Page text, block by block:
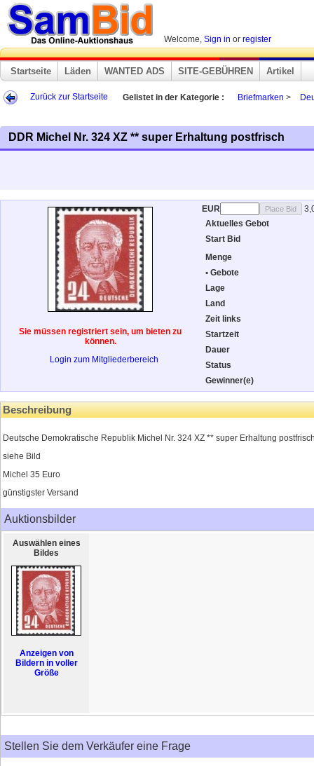
Welcome, Sign in or register
Startseite Läden WANTED ADS SITE-GEBÜHREN Artikel
Zurück zur Startseite Gelistet in der Kategorie : Briefmarken >
DDR Michel Nr. 324 XZ ** super Erhaltung postfrisch
Sie müssen registriert sein, um bieten zu
können.
Login zum Mitgliederbereich
EUR
Aktuelles Gebot
Start Bid
Menge
• Gebote
Lage
Land
Zeit links
Startzeit
Dauer
Status
Gewinner(e)
Beschreibung
Deutsche Demokratische Republik Michel Nr. 324 XZ ** super Erhaltung
siehe Bild
Michel 35 Euro
günstigster Versand
Auktionsbilder
Auswählen eines
Bildes
Anzeigen von
Bildern in voller
Größe
Stellen Sie dem Verkäufer eine Frage